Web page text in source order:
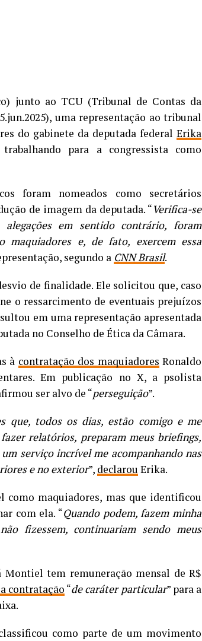
junto ao TCU (Tribunal de Contas da
uma representação ao tribunal
do gabinete da deputada federal Erika
para a congressista como
foram nomeados como secretários
de imagem da deputada. “Verifica-se
em sentido contrário, foram
maquiadores e, de fato, exercem essa
segundo a CNN Brasil.
de finalidade. Ele solicitou que, caso
o ressarcimento de eventuais prejuízos
em uma representação apresentada
no Conselho de Ética da Câmara.
à contratação dos maquiadores Ronaldo
Em publicação no X, a psolista
ser alvo de “perseguição”.
que, todos os dias, estão comigo e me
relatórios, preparam meus briefings,
serviço incrível me acompanhando nas
e no exterior”, declarou Erika.
maquiadores, mas que identificou
com ela. “Quando podem, fazem minha
fizessem, continuariam sendo meus
Montiel tem remuneração mensal de R$
contratação “de caráter particular” para a
como parte de um movimento